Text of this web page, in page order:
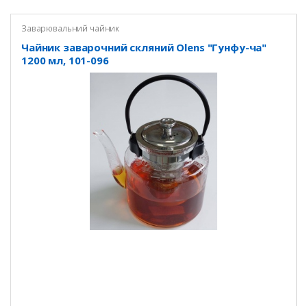
Заварювальний чайник
Чайник заварочний скляний Olens "Гунфу-ча"
1200 мл, 101-096